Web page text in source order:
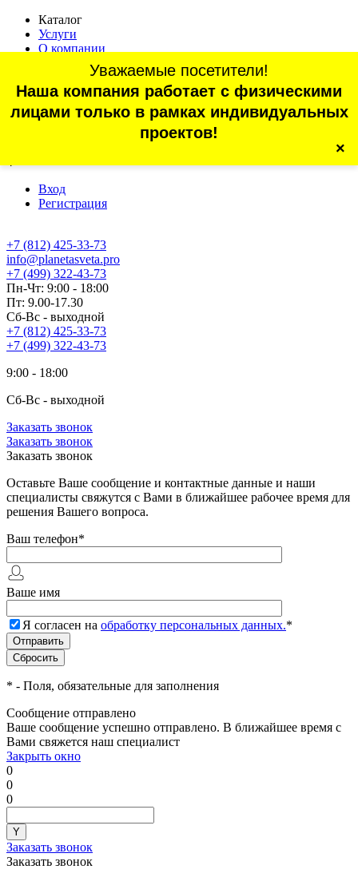
Каталог
Услуги
О компании
Статьи
Контакты
Отзывы
г. Санкт-Петербург, проспект Обуховской Обороны, 70, корп.
Вход
Регистрация
+7 (812) 425-33-73
Уважаемые посетители!
Наша компания работает с физическими
лицами только в рамках индивидуальных
проектов!
×
info@planetasveta.pro
+7 (499) 322-43-73
Пн-Чт: 9:00 - 18:00
Пт: 9.00-17.30
Сб-Вс - выходной
+7 (812) 425-33-73
+7 (499) 322-43-73
9:00 - 18:00
Сб-Вс - выходной
Заказать звонок
Заказать звонок
Заказать звонок
Оставьте Ваше сообщение и контактные данные и наши
специалисты свяжутся с Вами в ближайшее рабочее время для
решения Вашего вопроса.
Ваш телефон*
Ваше имя
Я согласен на обработку персональных данных.*
* - Поля, обязательные для заполнения
Сообщение отправлено
Ваше сообщение успешно отправлено. В ближайшее время с
Вами свяжется наш специалист
Закрыть окно
0
0
0
Заказать звонок
Заказать звонок